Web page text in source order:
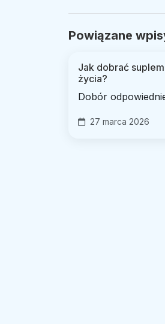
Powiązane
Jak dobrać
życia?
Dobór
27 marca 2026